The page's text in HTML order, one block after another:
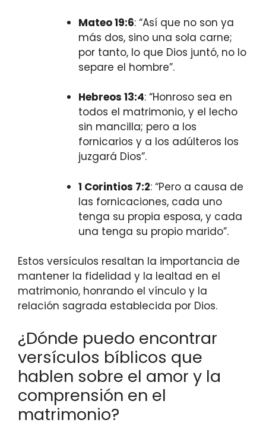
Mateo 19:6: “Así que no son ya
más dos, sino una sola carne;
por tanto, lo que Dios juntó, no lo
separe el hombre”.
Hebreos 13:4: “Honroso sea en
todos el matrimonio, y el lecho
sin mancilla; pero a los
fornicarios y a los adúlteros los
juzgará Dios”.
1 Corintios 7:2: “Pero a causa de
las fornicaciones, cada uno
tenga su propia esposa, y cada
una tenga su propio marido”.
Estos versículos resaltan la importancia de
mantener la fidelidad y la lealtad en el
matrimonio, honrando el vínculo y la
relación sagrada establecida por Dios.
¿Dónde puedo encontrar
versículos bíblicos que
hablen sobre el amor y la
comprensión en el
matrimonio?